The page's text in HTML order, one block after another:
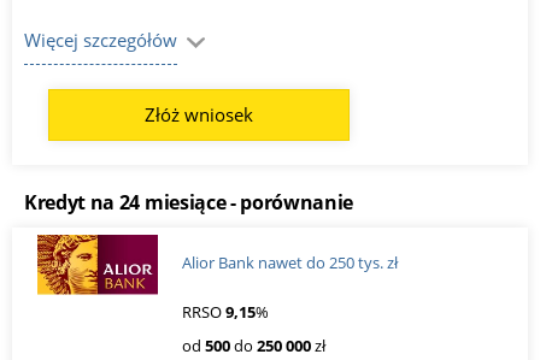
Więcej szczegółów
Złóż wniosek
Kredyt na 24 miesiące - porównanie
Alior Bank nawet do 250 tys. zł
RRSO9,15%
od 500do 250 000zł